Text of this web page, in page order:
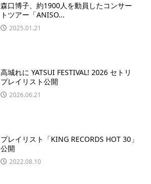
森口博子、約1900人を動員したコンサー
トツアー「ANISO...
2025.01.21
高城れに YATSUI FESTIVAL! 2026 セトリ
プレイリスト公開
2026.06.21
プレイリスト「KING RECORDS HOT 30」
公開
2022.08.10